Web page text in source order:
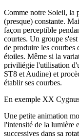
Comme notre Soleil, la
(presque) constante.
façon perceptible
courtes. Un groupe
de produire les
étoiles. Même si la
priviliégie l'utilisation
ST8 et Audine) et
établir ses courbes.
En exemple XX
Une petite animation
l'intensité de la lumière
successives dans sa